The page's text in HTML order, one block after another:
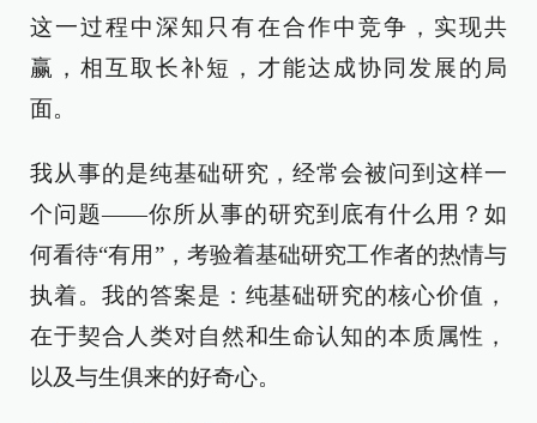
这一过程中深知只有在合作中竞争，实现共
赢，相互取长补短，才能达成协同发展的局
面。
我从事的是纯基础研究，经常会被问到这样一
个问题——你所从事的研究到底有什么用？如
何看待“有用”，考验着基础研究工作者的热情与
执着。我的答案是：纯基础研究的核心价值，
在于契合人类对自然和生命认知的本质属性，
以及与生俱来的好奇心。